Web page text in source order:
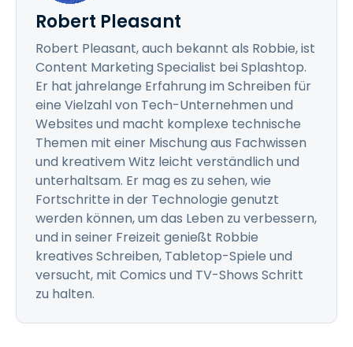
Robert Pleasant
Robert Pleasant, auch bekannt als Robbie, ist
Content Marketing Specialist bei Splashtop.
Er hat jahrelange Erfahrung im Schreiben für
eine Vielzahl von Tech-Unternehmen und
Websites und macht komplexe technische
Themen mit einer Mischung aus Fachwissen
und kreativem Witz leicht verständlich und
unterhaltsam. Er mag es zu sehen, wie
Fortschritte in der Technologie genutzt
werden können, um das Leben zu verbessern,
und in seiner Freizeit genießt Robbie
kreatives Schreiben, Tabletop-Spiele und
versucht, mit Comics und TV-Shows Schritt
zu halten.